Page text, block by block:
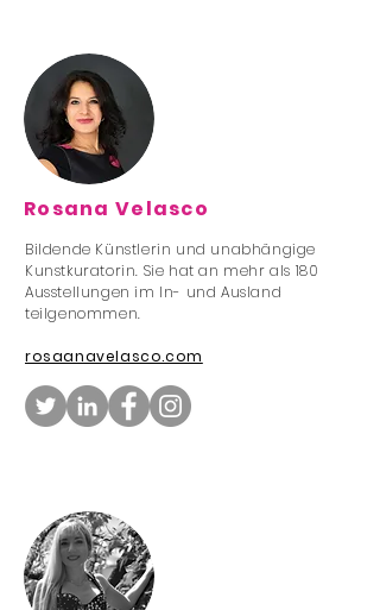
Rosana Velasco
Bildende Künstlerin und unabhängige
Kunstkuratorin. Sie hat an mehr als 180
Ausstellungen im In- und Ausland
teilgenommen.
rosaanavelasco.com